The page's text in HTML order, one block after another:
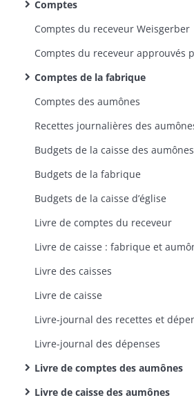
Comptes
Comptes du receveur Weisgerber
Comptes du receveur approuvés
Comptes de la fabrique
Comptes des aumônes
Recettes journalières des
Budgets de la caisse des aumônes
Budgets de la fabrique
Budgets de la caisse d’église
Livre de comptes du receveur
Livre de caisse : fabrique et
Livre des caisses
Livre de caisse
Livre-journal des dépenses
Livre de comptes des aumônes
Livre de caisse des aumônes